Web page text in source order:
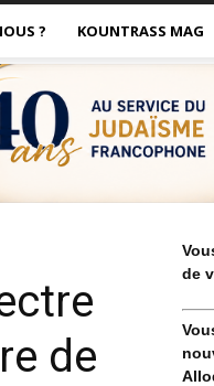
? KOUNTRASS MAG
de
de